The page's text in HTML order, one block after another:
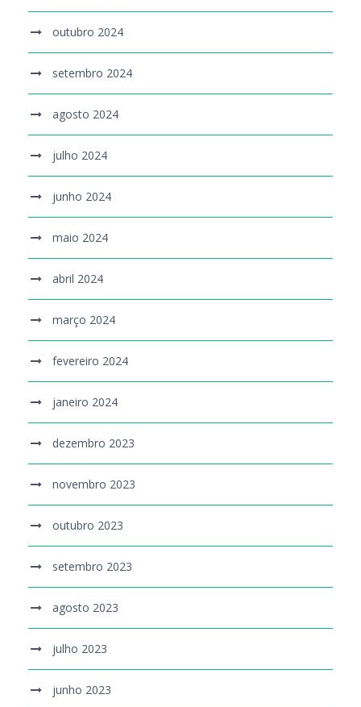
outubro 2024
setembro 2024
agosto 2024
julho 2024
junho 2024
maio 2024
abril 2024
março 2024
fevereiro 2024
janeiro 2024
dezembro 2023
novembro 2023
outubro 2023
setembro 2023
agosto 2023
julho 2023
junho 2023